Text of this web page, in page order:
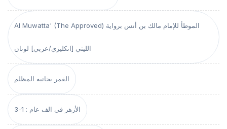
Al Muwatta' (The Approved) الموطأ للإمام مالك بن أنس برواية
الليثي [انكليزي/عربي] لونان
القمر بجانبه المظلم
الأزهر في الف عام : 1-3